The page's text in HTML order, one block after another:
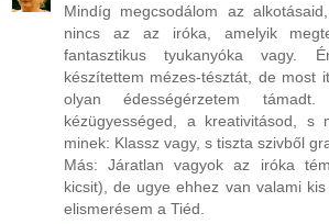
Mindíg megcsodálom az
nincs az az iróka, amelyik
fantasztikus tyukanyóka vagy.
készítettem mézes-tésztát, de most
olyan édességérzetem támadt.
kézügyességed, a kreativitásod, s
minek: Klassz vagy, s tiszta szivből
Más: Járatlan vagyok az iróka
kicsit), de ugye ehhez van valami
elismerésem a Tiéd.